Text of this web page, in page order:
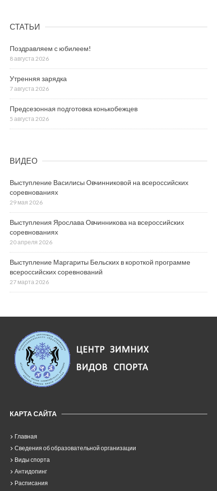
СТАТЬИ
Поздравляем с юбилеем!
8 августа 2026
Утренняя зарядка
7 августа 2026
Предсезонная подготовка конькобежцев
5 августа 2026
ВИДЕО
Выступление Василисы Овчинниковой на всероссийских
соревнованиях
29 мая 2026
Выступления Ярослава Овчинникова на всероссийских
соревнованиях
20 апреля 2026
Выступление Маргариты Бельских в короткой программе
всероссийских соревнований
27 марта 2026
КАРТА САЙТА
Главная
Сведения об образовательной организации
Виды спорта
Антидопинг
Расписания